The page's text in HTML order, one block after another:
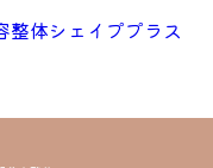
整体シェイププラス